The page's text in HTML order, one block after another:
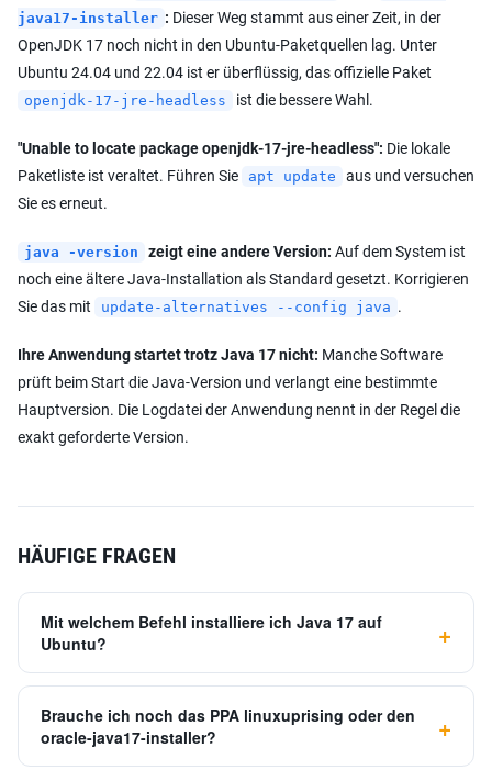
java17-installer : Dieser Weg stammt aus einer Zeit, in der
OpenJDK 17 noch nicht in den Ubuntu-Paketquellen lag. Unter
Ubuntu 24.04 und 22.04 ist er überflüssig, das offizielle Paket
openjdk-17-jre-headless ist die bessere Wahl.
"Unable to locate package openjdk-17-jre-headless": Die lokale
Paketliste ist veraltet. Führen Sie
apt update
aus und versuchen
Sie es erneut.
java -version zeigt eine andere Version: Auf dem System ist
noch eine ältere Java-Installation als Standard gesetzt. Korrigieren
Sie das mit
update-alternatives --config java .
Ihre Anwendung startet trotz Java 17 nicht: Manche Software
prüft beim Start die Java-Version und verlangt eine bestimmte
Hauptversion. Die Logdatei der Anwendung nennt in der Regel die
exakt geforderte Version.
HÄUFIGE FRAGEN
Mit welchem Befehl installiere ich Java 17 auf
Ubuntu?
Brauche ich noch das PPA linuxuprising oder den
oracle-java17-installer?